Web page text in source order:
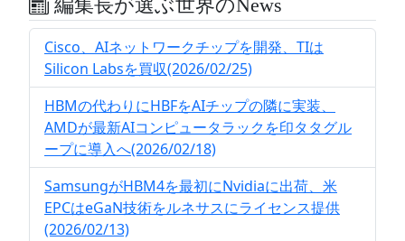
編集長が選ぶ世界のNews
Cisco、AIネットワークチップを開発、TIは
Silicon Labsを買収(2026/02/25)
HBMの代わりにHBFをAIチップの隣に実装、
AMDが最新AIコンピュータラックを印タタグル
ープに導入へ(2026/02/18)
SamsungがHBM4を最初にNvidiaに出荷、米
EPCはeGaN技術をルネサスにライセンス提供
(2026/02/13)